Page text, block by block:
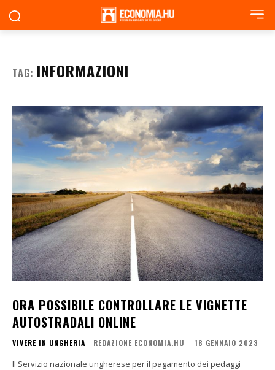
TAG: INFORMAZIONI
ORA POSSIBILE CONTROLLARE LE VIGNETTE
AUTOSTRADALI ONLINE
VIVERE IN UNGHERIA REDAZIONE ECONOMIA.HU - 18 GENNAIO 2023
Il Servizio nazionale ungherese per il pagamento dei pedaggi